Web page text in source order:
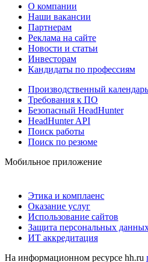
О компании
Наши вакансии
Партнерам
Реклама на сайте
Новости и статьи
Инвесторам
Кандидаты по профессиям
Производственный календарь
Требования к ПО
Безопасный HeadHunter
HeadHunter API
Поиск работы
Поиск по резюме
Мобильное приложение
Этика и комплаенс
Оказание услуг
Использование сайтов
Защита персональных
ИТ аккредитация
На информационном ресурсе hh.ru